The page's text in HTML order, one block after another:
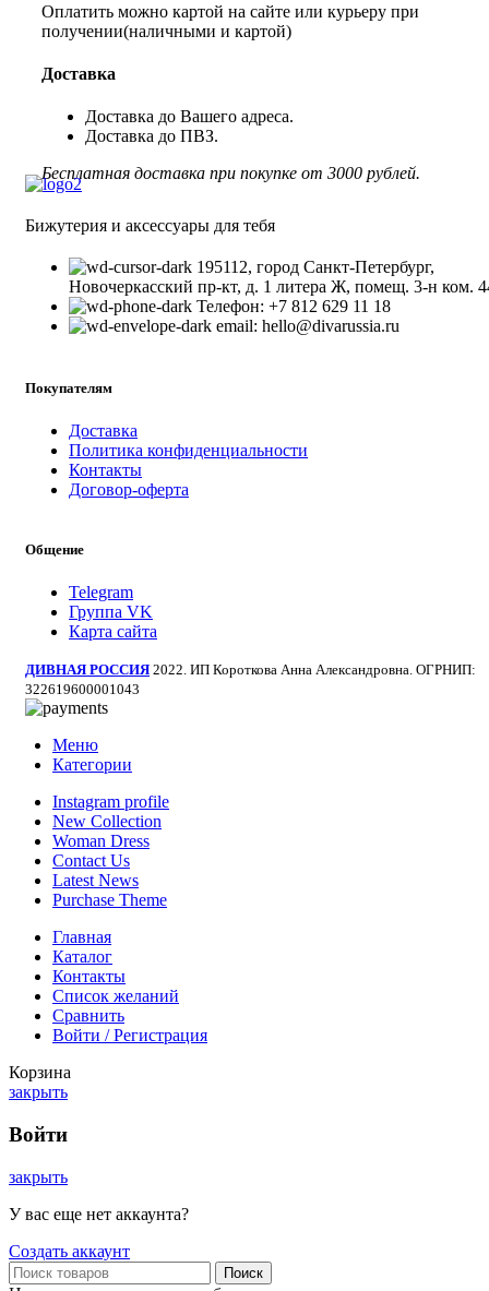
Оплатить можно картой на сайте или курьеру при
получении(наличными и картой)
Доставка
Доставка до Вашего адреса.
Доставка до ПВЗ.
Бесплатная доставка при покупке от 3000 рублей.
Бижутерия и аксессуары для тебя
195112, город Санкт-Петербург,
Новочеркасский пр-кт, д. 1 литера Ж, помещ. 3-н ком.
Телефон: +7 812 629 11 18
email: hello@divarussia.ru
Покупателям
Доставка
Политика конфиденциальности
Контакты
Договор-оферта
Общение
Telegram
Группа VK
Карта сайта
ДИВНАЯ РОССИЯ 2022. ИП Короткова Анна Александровна. ОГРНИП:
322619600001043
Меню
Категории
Instagram profile
New Collection
Woman Dress
Contact Us
Latest News
Purchase Theme
Главная
Каталог
Контакты
Список желаний
Сравнить
Войти / Регистрация
Корзина
закрыть
Войти
закрыть
У вас еще нет аккаунта?
Создать аккаунт
Поиск